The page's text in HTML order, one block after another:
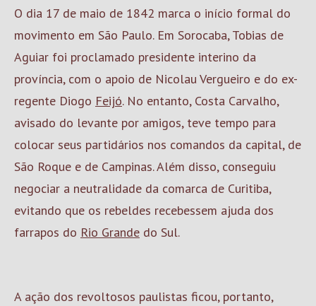
O dia 17 de maio de 1842 marca o início formal do
movimento em São Paulo. Em Sorocaba, Tobias de
Aguiar foi proclamado presidente interino da
província, com o apoio de Nicolau Vergueiro e do ex-
regente Diogo Feijó. No entanto, Costa Carvalho,
avisado do levante por amigos, teve tempo para
colocar seus partidários nos comandos da capital, de
São Roque e de Campinas. Além disso, conseguiu
negociar a neutralidade da comarca de Curitiba,
evitando que os rebeldes recebessem ajuda dos
farrapos do Rio Grande do Sul.
A ação dos revoltosos paulistas ficou, portanto,